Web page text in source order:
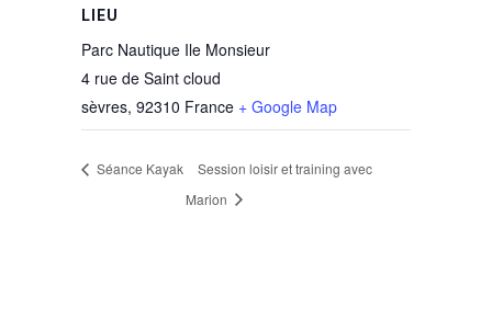
LIEU
Parc Nautique Ile Monsieur
4 rue de Saint cloud
sèvres, 92310 France + Google Map
Séance Kayak
Session loisir et training avec
Marion